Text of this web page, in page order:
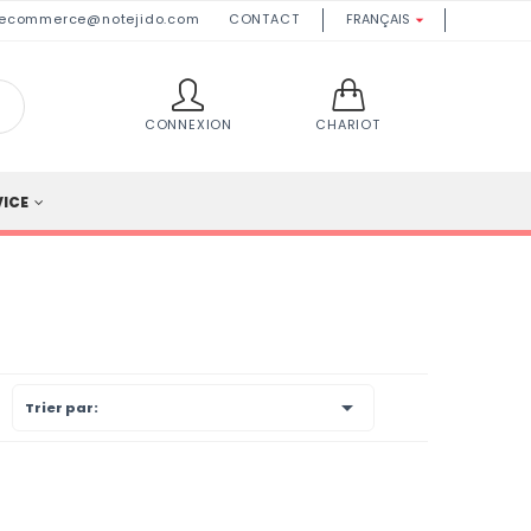
CONTACT FRANÇAIS 
CONNEXION CHARIOT
Trier par: 